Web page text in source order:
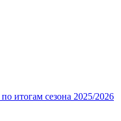
итогам сезона 2025/2026